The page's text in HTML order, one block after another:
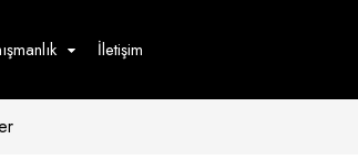
İletişim